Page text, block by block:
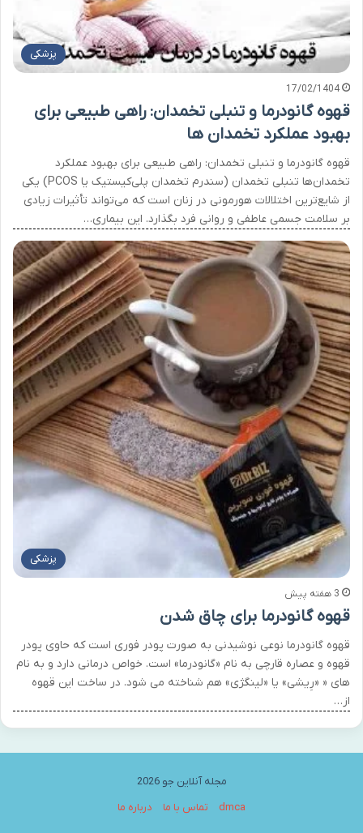
پزشکی
17/02/1404
قهوه گانودرما و تنبلی تخمدان: راهی طبیعی برای
بهبود عملکرد تخمدان ها
قهوه گانودرما و تنبلی تخمدان: راهی طبیعی برای بهبود عملکرد
تخمدان‌ها تنبلی تخمدان (سندرم تخمدان پلی‌کیستیک یا PCOS) یکی
از شایع‌ترین اختلالات هورمونی در زنان است که می‌تواند تأثیرات زیادی
بر سلامت جسمی عاطفی و روانی فرد بگذارد. این بیماری…
پزشکی
3 هفته پیش
قهوه گانودرما برای چاق شدن
قهوه گانودرما نوعی نوشیدنی به صورت پودر فوری است که حاوی پودر
قهوه و عصاره قارچی به نام «گانودرما» است. خواص درمانی دارد و به نام
های « «رِیشی» یا «لینگژی» هم شناخته می شود. در ساخت این قهوه
از…
مجله آنلاین جو 2026
dmca
تماس با ما درباره ما